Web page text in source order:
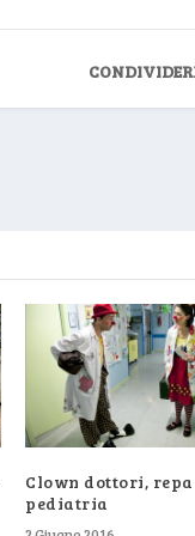
Clown dottori,
pediatria